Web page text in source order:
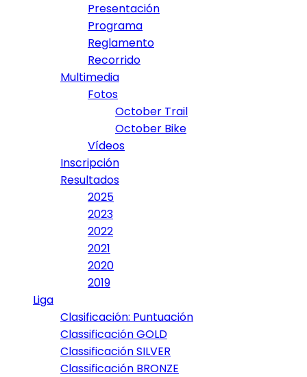
Presentación
Programa
Reglamento
Recorrido
Multimedia
Fotos
October Trail
October Bike
Vídeos
Inscripción
Resultados
2025
2023
2022
2021
2020
2019
Liga
Clasificación: Puntuación
Classificación GOLD
Classificación SILVER
Classificación BRONZE